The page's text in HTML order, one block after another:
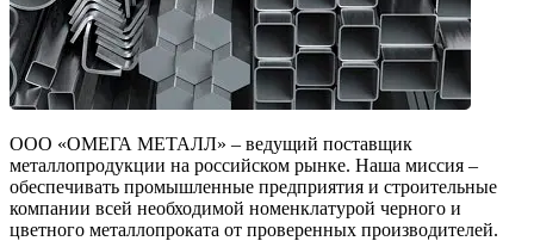
ООО «ОМЕГА МЕТАЛЛ» – ведущий поставщик
металлопродукции на российском рынке. Наша миссия –
обеспечивать промышленные предприятия и строительные
компании всей необходимой номенклатурой черного и
цветного металлопроката от проверенных производителей.